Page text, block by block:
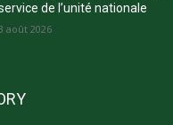
de l’unité nationale
août 2026